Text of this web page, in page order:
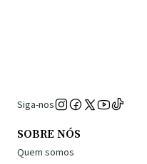
Siga-nos
SOBRE NÓS
Quem somos